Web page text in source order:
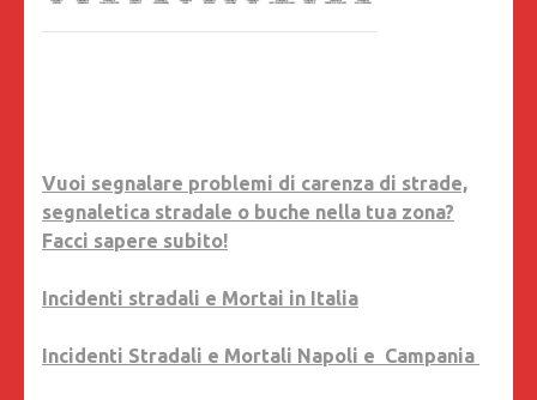
Vuoi segnalare problemi di carenza di strade,
segnaletica stradale o buche nella tua zona?
Facci sapere subito!
Incidenti stradali e Mortai in Italia
Incidenti Stradali e Mortali Napoli e Campania